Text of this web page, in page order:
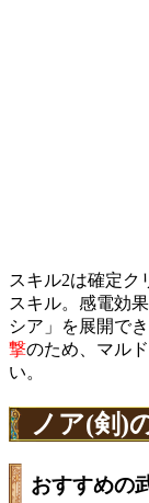
スキル2は確定ク
スキル。感電効
シア」を展開で
撃のため、マル
い。
ノア(剣)
おすすめの